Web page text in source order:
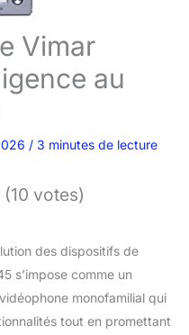
Vimar
au
/ 3 minutes de lecture
votes)
des dispositifs de
s’impose comme un
monofamilial qui
tout en promettant